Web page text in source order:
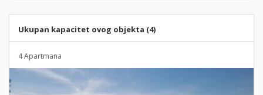
Ukupan kapacitet ovog objekta (4)
4 Apartmana